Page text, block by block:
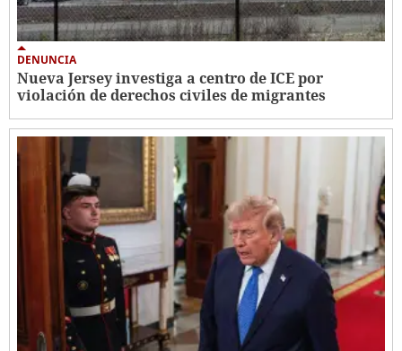
DENUNCIA
Nueva Jersey investiga a centro de ICE por
violación de derechos civiles de migrantes